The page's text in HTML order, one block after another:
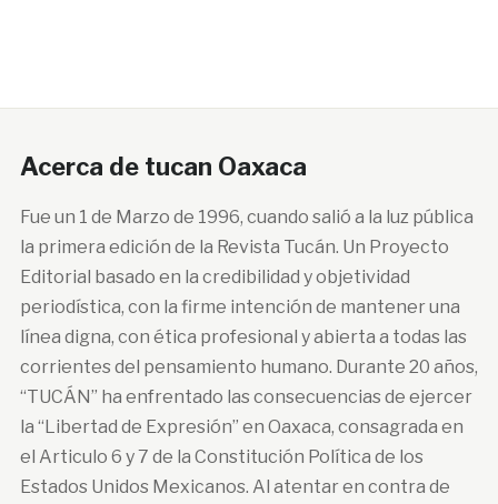
Acerca de tucan Oaxaca
Fue un 1 de Marzo de 1996, cuando salió a la luz pública
la primera edición de la Revista Tucán. Un Proyecto
Editorial basado en la credibilidad y objetividad
periodística, con la firme intención de mantener una
línea digna, con ética profesional y abierta a todas las
corrientes del pensamiento humano. Durante 20 años,
“TUCÁN” ha enfrentado las consecuencias de ejercer
la “Libertad de Expresión” en Oaxaca, consagrada en
el Articulo 6 y 7 de la Constitución Política de los
Estados Unidos Mexicanos. Al atentar en contra de